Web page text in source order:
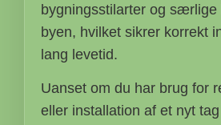
bygningsstilarter og særlige
byen, hvilket sikrer korrekt
lang levetid.
Uanset om du har brug for
eller installation af et nyt